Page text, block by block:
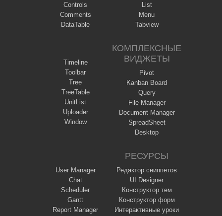
Controls
Comments
DataTable
List
Menu
Tabview
Timeline
Toolbar
Tree
TreeTable
UnitList
Uploader
Window
КОМПЛЕКСНЫЕ
ВИДЖЕТЫ
Pivot
Kanban Board
Query
File Manager
Document Manager
SpreadSheet
Desktop
User Manager
Chat
Scheduler
Gantt
Report Manager
РЕСУРСЫ
Редактор сниппетов
UI Designer
Конструктор тем
Конструктор форм
Интерактивные уроки